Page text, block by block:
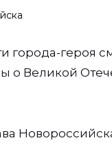
города-героя
о Великой